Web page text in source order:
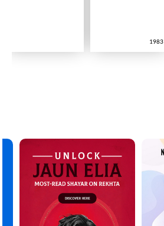
1983